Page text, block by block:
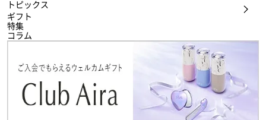
トピックス
ギフト
特集
コラム